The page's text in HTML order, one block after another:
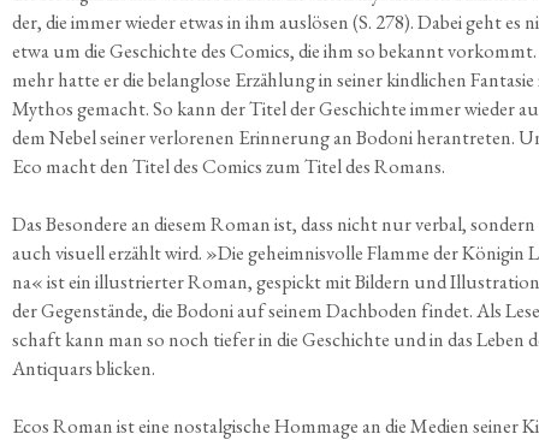
der, die immer wie­der etwas in ihm aus­lö­sen (S. 278). Dabei geht es
etwa um die Geschich­te des Comics, die ihm so bekannt
mehr hat­te er die belang­lo­se Erzäh­lung in sei­ner kind­li­chen
Mythos gemacht. So kann der Titel der Geschich­te immer wie­der
dem Nebel sei­ner ver­lo­re­nen Erin­ne­rung an Bodo­ni her­an­tre­ten.
Eco macht den Titel des Comics zum Titel des Romans.
Das Beson­de­re an die­sem Roman ist, dass nicht nur ver­bal, son­dern
auch visu­ell erzählt wird. »Die geheim­nis­vol­le Flam­me der Köni­gin
na« ist ein illus­trier­ter Roman, gespickt mit Bil­dern und
der Gegen­stän­de, die Bodo­ni auf sei­nem Dach­bo­den fin­det. Als
schaft kann man so noch tie­fer in die Geschich­te und in das Leben
Anti­quars blicken.
Ecos Roman ist eine nost­al­gi­sche Hom­mage an die Medi­en sei­ner